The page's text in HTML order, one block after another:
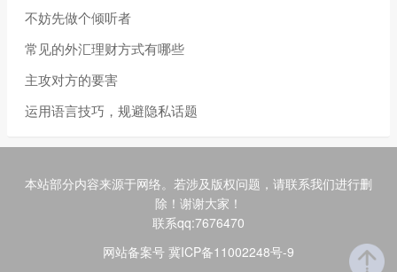
不妨先做个倾听者
常见的外汇理财方式有哪些
主攻对方的要害
运用语言技巧，规避隐私话题
本站部分内容来源于网络。若涉及版权问题，请联系我们进行删
除！谢谢大家！
联系qq:7676470
网站备案号 冀ICP备11002248号-9